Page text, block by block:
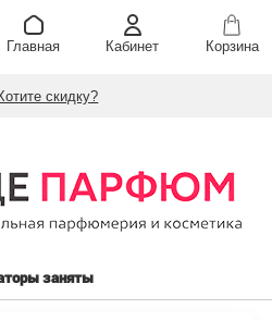
скидку?
заняты
Главная Кабинет Корзина